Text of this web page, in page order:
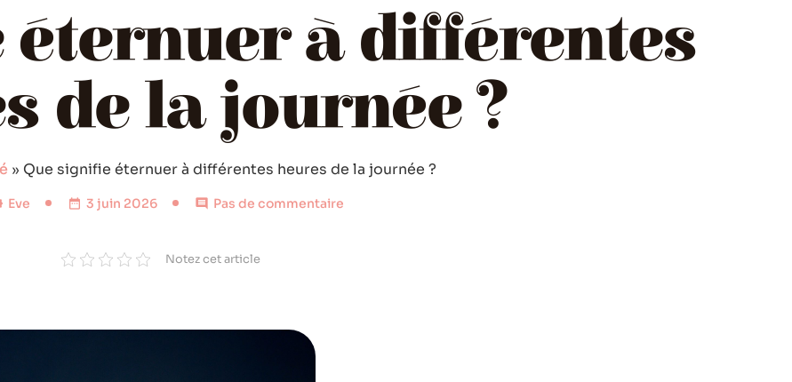
éternuer à différentes
de la journée ?
» Que signifie éternuer à différentes heures de la journée ?
Eve 3 juin 2026 Pas de commentaire
Notez cet article